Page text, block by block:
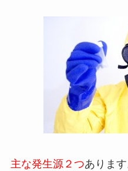
主な発生源２つあります